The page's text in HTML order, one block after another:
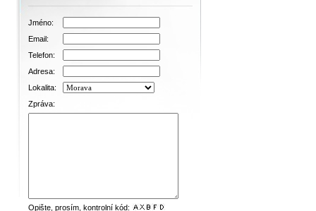
Jméno:
Email:
Telefon:
Adresa:
Lokalita:
Zpráva:
Opište, prosím, kontrolní kód: